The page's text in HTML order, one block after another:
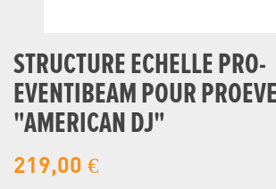
STRUCTURE ECHELLE PRO-
EVENTIBEAM POUR
"AMERICAN DJ"
219,00 €